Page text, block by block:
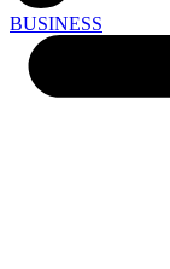
BUSINESS